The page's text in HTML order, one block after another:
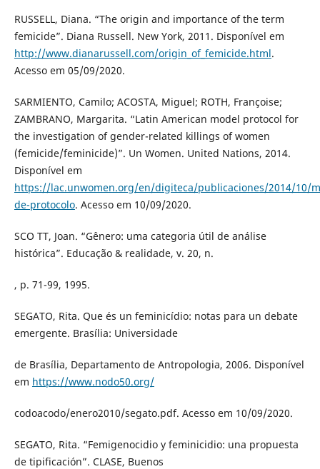
RUSSELL, Diana. “The origin and importance of the term
femicide”. Diana Russell. New York, 2011. Disponível em
http://www.dianarussell.com/origin_of_femicide.html.
Acesso em 05/09/2020.
SARMIENTO, Camilo; ACOSTA, Miguel; ROTH, Françoise;
ZAMBRANO, Margarita. “Latin American model protocol for
the investigation of gender-related killings of women
(femicide/feminicide)”. Un Women. United Nations, 2014.
Disponível em
https://lac.unwomen.org/en/digiteca/publicaciones/2014/10/
de-protocolo. Acesso em 10/09/2020.
SCO TT, Joan. “Gênero: uma categoria útil de análise
histórica”. Educação & realidade, v. 20, n.
, p. 71-99, 1995.
SEGATO, Rita. Que és un feminicídio: notas para un debate
emergente. Brasília: Universidade
de Brasília, Departamento de Antropologia, 2006. Disponível
em https://www.nodo50.org/
codoacodo/enero2010/segato.pdf. Acesso em 10/09/2020.
SEGATO, Rita. “Femigenocidio y feminicidio: una propuesta
de tipificación”. CLASE, Buenos